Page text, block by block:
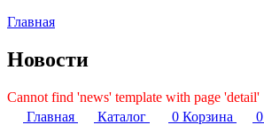
Главная
Новости
Cannot find 'news' template with page 'detail'
Главная
Каталог 0 Корзина 0